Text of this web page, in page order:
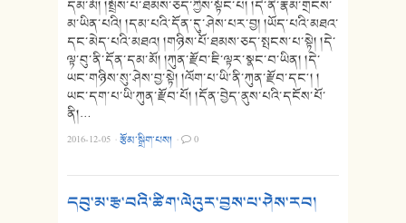
དམ་མོ། །སྤྲོས་པ་ཐམས་ཅད་ཀྱིས་སྟོང་པ། །དེ་ནི་རྣམ་གྲངས་
མ་ཡིན་པའི། །དམ་པའི་དོན་དུ་ཤེས་པར་བྱ། །ཡོད་པའི་མཐའ་
དང་མེད་པའི་མཐའ། །གཉིས་པོ་ཐམས་ཅད་སྤངས་པ་སྟེ། །དེ་
ལྟ་བུ་ནི་དོན་དམ་མོ། །ཀུན་རྫོབ་ཇི་ལྟར་སྣང་བ་ཡིན། །དེ་
ཡང་གཉིས་སུ་ཤེས་བྱ་སྟེ། །ལོག་པ་ཡི་ནི་ཀུན་རྫོབ་དང༌། །
ཡང་དག་པ་ཡི་ཀུན་རྫོབ་པོ། །དོན་བྱེད་ནུས་པའི་དངོས་པོ་
ནི།…
2016-12-05 ·རྩོམ་སྒྲིག་པས། · 0
དབུ་མ་རྩ་བའི་ཚིག་ལེའུར་བྱས་པ་ཤེས་རབ།